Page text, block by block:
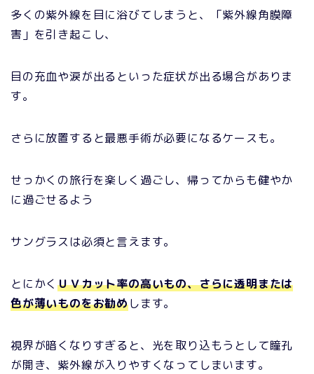
多くの紫外線を目に浴びてしまうと、「紫外線角膜障
害」を引き起こし、
目の充血や涙が出るといった症状が出る場合がありま
す。
さらに放置すると最悪手術が必要になるケースも。
せっかくの旅行を楽しく過ごし、帰ってからも健やか
に過ごせるよう
サングラスは必須と言えます。
とにかくＵＶカット率の高いもの、さらに透明または
色が薄いものをお勧めします。
視界が暗くなりすぎると、光を取り込もうとして瞳孔
が開き、紫外線が入りやすくなってしまいます。